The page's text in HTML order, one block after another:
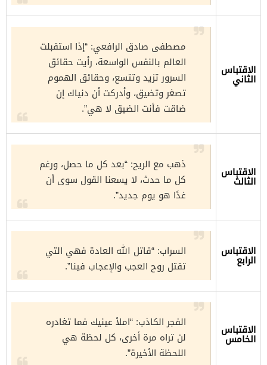
الاقتباس
الثاني
مصطفى صادق الرافعي: “إذا استقبلت
العالم بالنفس الواسعة، رأيت حقائق
السرور تزيد وتتسع، وحقائق الهموم
تصغر وتضيق، وأدركت أن دنياك إن
ضاقت فأنت الضيق لا هي”.
الاقتباس
الثالث
ذهب مع الريح: “بعد كل ما حصل، ورغم
كل ما حدث، لا يسعنا القول سوى أن
غدًا هو يوم جديد”.
الاقتباس
الرابع
السراب: “قاتل الله العادة فهي التي
تقتل روح العجب والإعجاب فينا”.
الاقتباس
الخامس
الفجر الكاذب: “املأ عينيك فما تغادره
لن تراه مرة أخرى، كل لحظة هي
اللحظة الأخيرة”.